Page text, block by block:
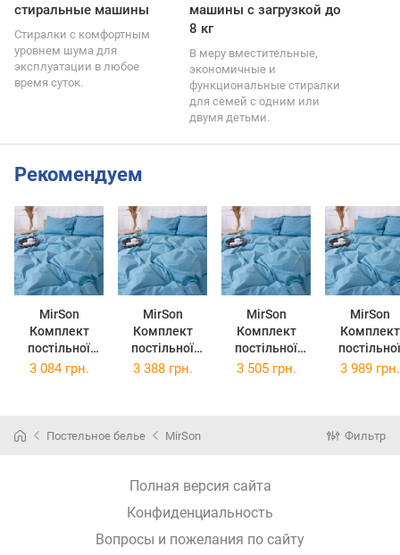
стиральные машины
Стиралки с комфортным
уровнем шума для
эксплуатации в любое
время суток.
машины с загрузкой до
8 кг
В меру вместительные,
экономичные и
функциональные стиралки
для семей с одним или
двумя детьми.
Рекомендуем
MirSon
Комплект
постільної
білизни Poplin
MirSon
Комплект
постільної
білизни Poplin
MirSon
Комплект
постільної
білизни Poplin
MirSon
Комплект
постільної
білизни Poplin
3 084 грн. 3 388 грн. 3 505 грн. 3 989 грн.
Постельное белье MirSon Фильтр
Полная версия сайта
Конфиденциальность
Вопросы и пожелания по сайту